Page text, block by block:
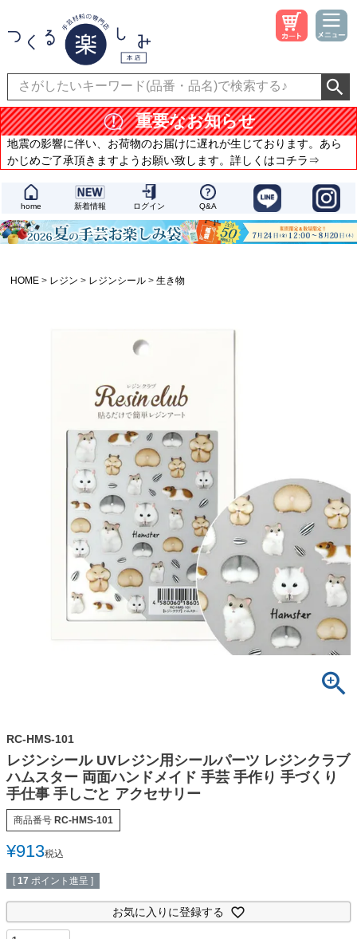
重要なお知らせ
地震の影響に伴い、お荷物のお届けに遅れが生じております。あら
かじめご了承頂きますようお願い致します。詳しくはコチラ⇒
home 新着情報 ログイン Q&A
HOME レジン レジンシール 生き物
RC-HMS-101
レジンシール UVレジン用シールパーツ レジンクラブ
ハムスター 両面ハンドメイド 手芸 手作り 手づくり
手仕事 手しごと アクセサリー
商品番号 RC-HMS-101
¥913税込
[ 17 ポイント進呈 ]
お気に入りに登録する